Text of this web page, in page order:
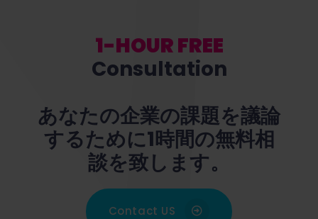
1-HOUR FREE
Consultation
あなたの企業の課題を議論
するために1時間の無料相
談を致します。
Contact US